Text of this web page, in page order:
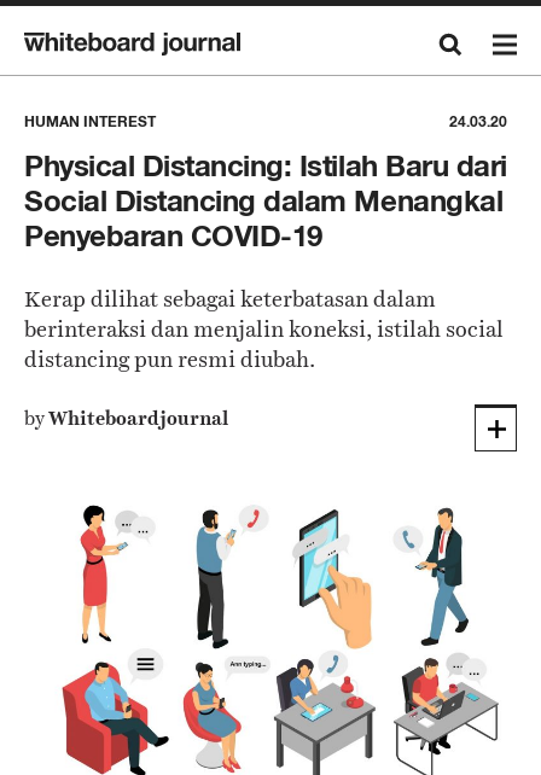
HUMAN INTEREST 24.03.20
Physical Distancing: Istilah Baru dari
Social Distancing dalam Menangkal
Penyebaran COVID-19
Kerap dilihat sebagai keterbatasan dalam
berinteraksi dan menjalin koneksi, istilah social
distancing pun resmi diubah.
byWhiteboardjournal